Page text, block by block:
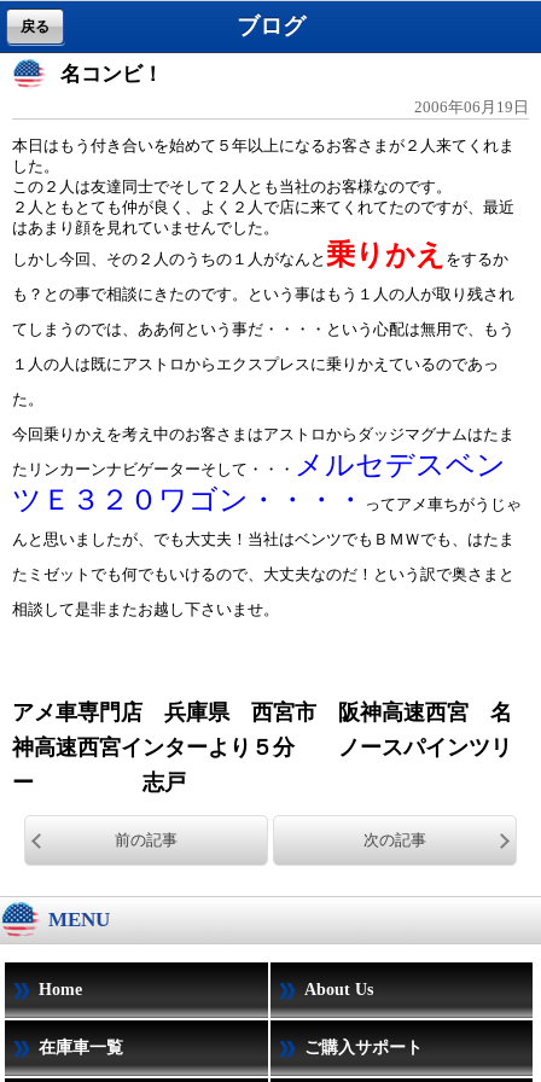
ブログ
戻る
名コンビ！
2006年06月19日
本日はもう付き合いを始めて５年以上になるお客さまが２人来てくれま
した。
この２人は友達同士でそして２人とも当社のお客様なのです。
２人ともとても仲が良く、よく２人で店に来てくれてたのですが、最近
はあまり顔を見れていませんでした。
しかし今回、その２人のうちの１人がなんと 乗りかえ をするか
も？との事で相談にきたのです。という事はもう１人の人が取り残され
てしまうのでは、ああ何という事だ・・・・という心配は無用で、もう
１人の人は既にアストロからエクスプレスに乗りかえているのであっ
た。
今回乗りかえを考え中のお客さまはアストロからダッジマグナムはたま
たリンカーンナビゲーターそして・・・
メルセデスベン
ツＥ３２０ワゴン・・・・
ってアメ車ちがうじゃ
んと思いましたが、でも大丈夫！当社はベンツでもＢＭＷでも、はたま
たミゼットでも何でもいけるので、大丈夫なのだ！という訳で奥さまと
相談して是非またお越し下さいませ。
アメ車専門店 兵庫県 西宮市 阪神高速西宮 名
神高速西宮インターより５分 ノースパインツリ
ー 志戸
前の記事 次の記事
MENU
Home About Us
在庫車一覧 ご購入サポート